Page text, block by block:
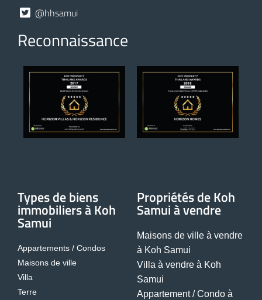
@hhsamui
Reconnaissance
Types de biens
immobiliers à Koh
Samui
Appartements / Condos
Maisons de ville
Villa
Terre
Propriétés de Koh
Samui à vendre
Maisons de ville à vendre
à Koh Samui
Villa à vendre à Koh
Samui
Appartement / Condo à